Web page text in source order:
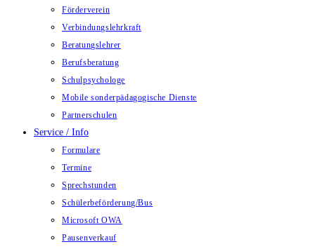
Förderverein
Verbindungslehrkraft
Beratungslehrer
Berufsberatung
Schulpsychologe
Mobile sonderpädagogische Dienste
Partnerschulen
Service / Info
Formulare
Termine
Sprechstunden
Schülerbeförderung/Bus
Microsoft OWA
Pausenverkauf